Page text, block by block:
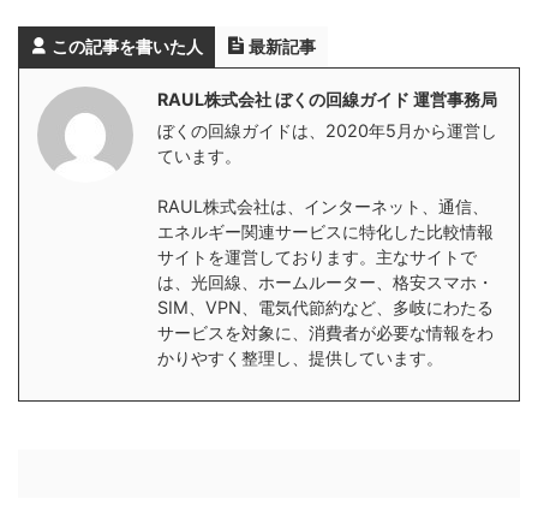
この記事を書いた人 最新記事
RAUL株式会社 ぼくの回線ガイド 運営事務局
ぼくの回線ガイドは、2020年5月から運営し
ています。
RAUL株式会社は、インターネット、通信、
エネルギー関連サービスに特化した比較情報
サイトを運営しております。主なサイトで
は、光回線、ホームルーター、格安スマホ・
SIM、VPN、電気代節約など、多岐にわたる
サービスを対象に、消費者が必要な情報をわ
かりやすく整理し、提供しています。